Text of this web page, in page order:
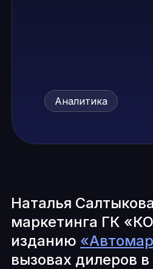
Аналитика
Наталья
маркетинга ГК
изданию
вызовах дилеров